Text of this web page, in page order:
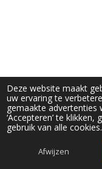
Deze website maakt
uw ervaring te
gemaakte advertenties
‘Accepteren’ te
gebruik van alle cookies.
Afwijzen
KVK: 82883033
BTWnummer:
Powered byJouwWeb